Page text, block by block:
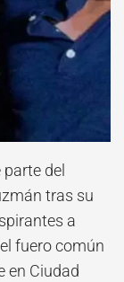
del
tras su
a
fuero común
en Ciudad